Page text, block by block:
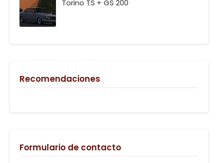
Torino TS + GS 200
Recomendaciones
Formulario de contacto